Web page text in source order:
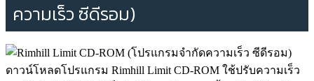
ความเร็ว ซีดีรอม)
ดาวน์โหลดโปรแกรม Rimhill Limit CD-ROM ใช้ปรับความเร็ว